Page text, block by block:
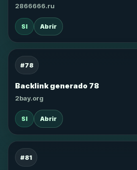
2866666.ru
SI Abrir
#78
Backlink generado 78
2bay.org
SI Abrir
#81